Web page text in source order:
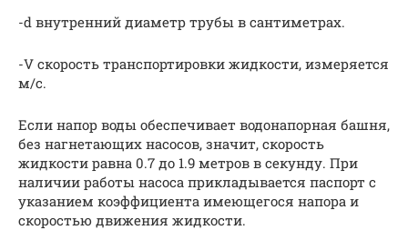
-d внутренний диаметр трубы в сантиметрах.
-V скорость транспортировки жидкости, измеряется
м/с.
Если напор воды обеспечивает водонапорная башня,
без нагнетающих насосов, значит, скорость
жидкости равна 0.7 до 1.9 метров в секунду. При
наличии работы насоса прикладывается паспорт с
указанием коэффициента имеющегося напора и
скоростью движения жидкости.